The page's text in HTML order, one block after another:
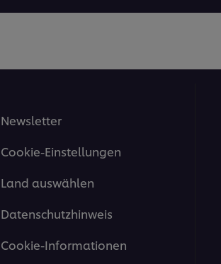
recipe
dieses
Newsletter
Cookie-Einstellungen
Land auswählen
Datenschutzhinweis
Cookie-Informationen